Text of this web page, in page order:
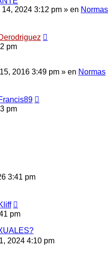
2024 3:12 pm » en Normas
pm
2016 3:49 pm » en Normas
pm
3:41 pm
pm
2024 4:10 pm